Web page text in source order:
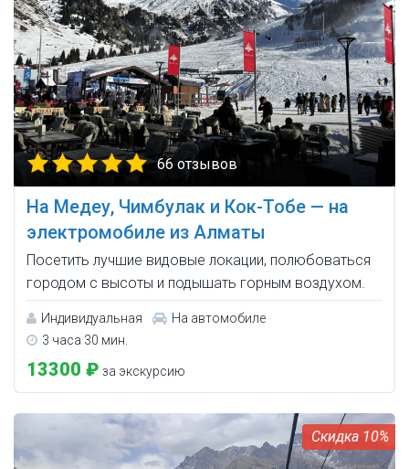
66 отзывов
На Медеу, Чимбулак и Кок-Тобе — на
электромобиле из Алматы
Посетить лучшие видовые локации, полюбоваться
городом с высоты и подышать горным воздухом.
Индивидуальная
На автомобиле
3 часа 30 мин.
13300 ₽ за экскурсию
10%